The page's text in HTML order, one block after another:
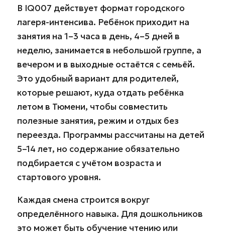
В IQ007 действует формат городского
лагеря-интенсива. Ребёнок приходит на
занятия на 1–3 часа в день, 4–5 дней в
неделю, занимается в небольшой группе, а
вечером и в выходные остаётся с семьёй.
Это удобный вариант для родителей,
которые решают, куда отдать ребёнка
летом в Тюмени, чтобы совместить
полезные занятия, режим и отдых без
переезда. Программы рассчитаны на детей
5–14 лет, но содержание обязательно
подбирается с учётом возраста и
стартового уровня.
Каждая смена строится вокруг
определённого навыка. Для дошкольников
это может быть обучение чтению или